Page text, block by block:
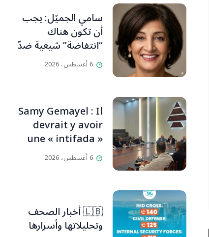
سامي الجميّل: يجب
أن تكون هناك
“انتفاضة” شيعية ضدّ
حزب الله (سكارلت
حداد)
6 أغسطس، 2026
Samy Gemayel : Il
devrait y avoir
une « intifada »
chiite contre le
HezbollahL’OLJ /
6 أغسطس، 2026
🇱🇧 أخبار الصحف
وتحليلاتها وأسرارها